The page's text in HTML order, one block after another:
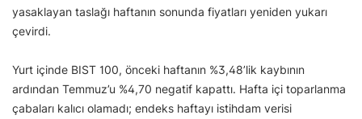
yasaklayan taslağı haftanın sonunda fiyatları yeniden yukarı
çevirdi.
Yurt içinde BIST 100, önceki haftanın %3,48’lik kaybının
ardından Temmuz’u %4,70 negatif kapattı. Hafta içi toparlanma
çabaları kalıcı olamadı; endeks haftayı istihdam verisi